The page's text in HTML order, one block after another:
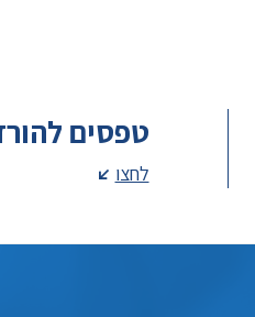
טפסים
לחצו